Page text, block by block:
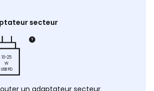
secteur
10-25
W
USB PD
un adaptateur secteur